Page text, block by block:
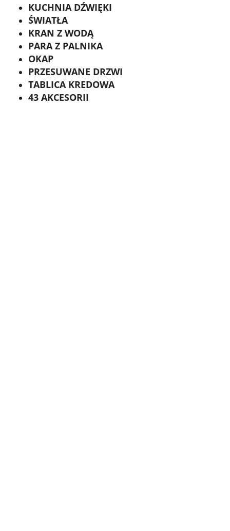
KUCHNIA DŹWIĘKI
ŚWIATŁA
KRAN Z WODĄ
PARA Z PALNIKA
OKAP
PRZESUWANE DRZWI
TABLICA KREDOWA
43 AKCESORII